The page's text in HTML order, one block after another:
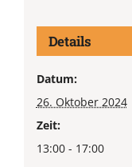
Details
Datum:
26. Oktober 2024
Zeit:
13:00 - 17:00